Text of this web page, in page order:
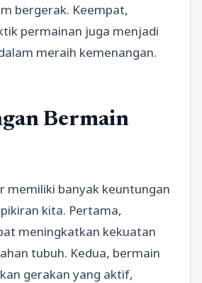
bergerak. Keempat,
permainan juga menjadi
meraih kemenangan.
Bermain
memiliki banyak keuntungan
kita. Pertama,
meningkatkan kekuatan
tubuh. Kedua, bermain
gerakan yang aktif,